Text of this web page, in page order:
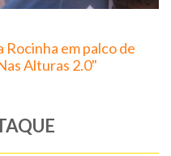
em palco de
Alturas 2.0"